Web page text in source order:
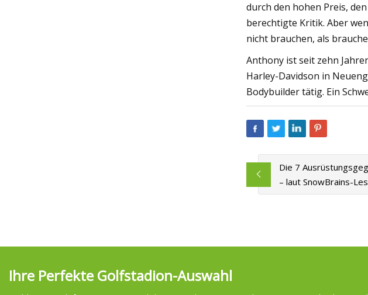
durch den hohen Preis,
berechtigte Kritik. Aber
nicht brauchen, als
Anthony ist seit zehn
Harley-Davidson in
Bodybuilder tätig. Ein
Die 7
– laut SnowBrains-
Ihre Perfekte Golfstadion-Auswahl